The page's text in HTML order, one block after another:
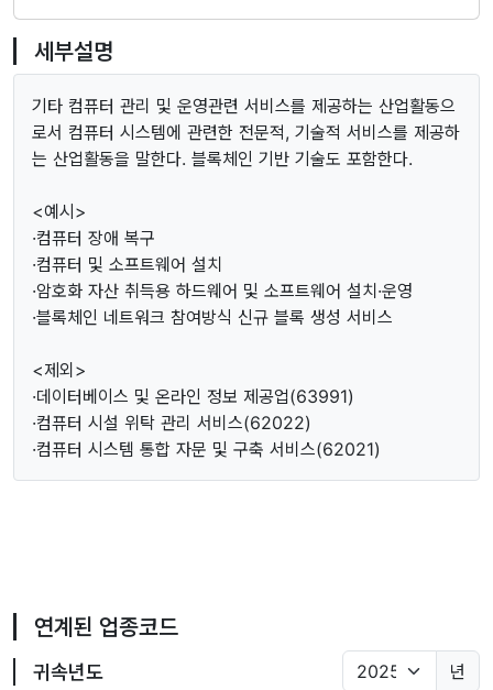
세부설명
기타 컴퓨터 관리 및 운영관련 서비스를 제공하는 산업활동으
로서 컴퓨터 시스템에 관련한 전문적, 기술적 서비스를 제공하
는 산업활동을 말한다. 블록체인 기반 기술도 포함한다.
<예시>
·컴퓨터 장애 복구
·컴퓨터 및 소프트웨어 설치
·암호화 자산 취득용 하드웨어 및 소프트웨어 설치·운영
·블록체인 네트워크 참여방식 신규 블록 생성 서비스
<제외>
·데이터베이스 및 온라인 정보 제공업(63991)
·컴퓨터 시설 위탁 관리 서비스(62022)
·컴퓨터 시스템 통합 자문 및 구축 서비스(62021)
연계된 업종코드
귀속년도 년